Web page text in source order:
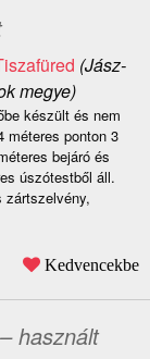
(Jász-
megye)
készült és nem
méteres ponton 3
bejáró és
úszótestből áll.
zártszelvény,
Kedvencekbe
– használt